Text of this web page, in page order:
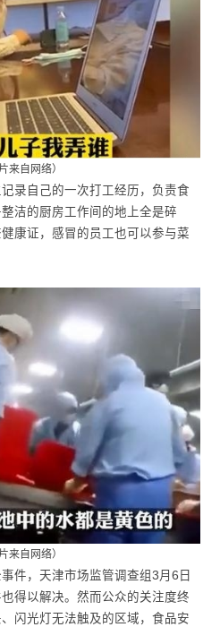
来自网络）
录自己的一次打工经历，负责食
洁的厨房工作间的地上全是碎
康证，感冒的员工也可以参与菜
来自网络）
件，天津市场监管调查组3月6日
得以解决。然而公众的关注度终
闪光灯无法触及的区域，食品安